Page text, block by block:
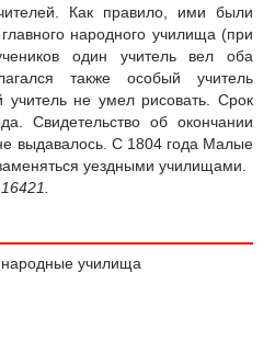
Как правило, ими были
народного училища (при
один учитель вел оба
также особый учитель
учитель не умел рисовать. Срок
Свидетельство об окончании
выдавалось. С 1804 года Малые
уездными училищами.
училища